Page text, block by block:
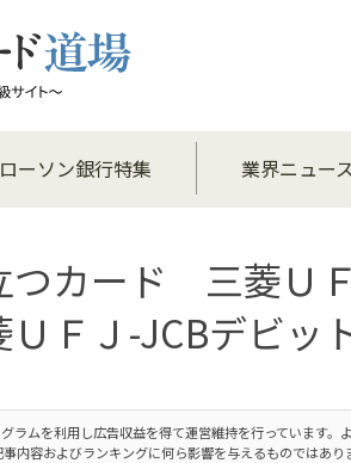
ローソン銀行特集 業界ニュー
つカード 三菱Ｕ
ＦＪ-JCBデビッ
ラムを利用し広告収益を得て運営維持を行っています。
内容およびランキングに何ら影響を与えるものではあり